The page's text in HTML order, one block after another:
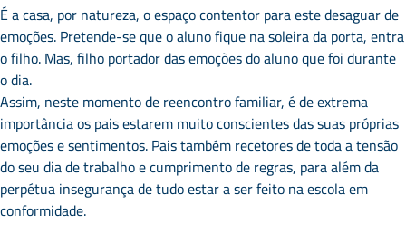
É a casa, por natureza, o espaço contentor para este desaguar de
emoções. Pretende-se que o aluno fique na soleira da porta, entra
o filho. Mas, filho portador das emoções do aluno que foi durante
o dia.
Assim, neste momento de reencontro familiar, é de extrema
importância os pais estarem muito conscientes das suas próprias
emoções e sentimentos. Pais também recetores de toda a tensão
do seu dia de trabalho e cumprimento de regras, para além da
perpétua insegurança de tudo estar a ser feito na escola em
conformidade.